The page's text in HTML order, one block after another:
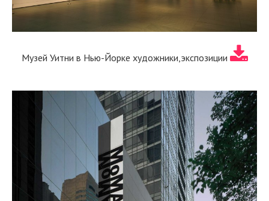
Музей Уитни в Нью-Йорке художники,экспозиции